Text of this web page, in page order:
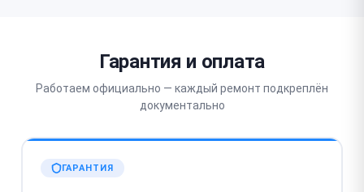
Гарантия и оплата
Работаем официально — каждый ремонт подкреплён
документально
ГАРАНТИЯ